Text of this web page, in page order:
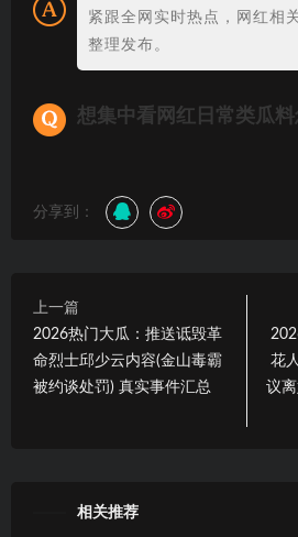
紧跟全网实时热点，网红相
整理发布。
想集中看网红日常类瓜料
分享到：
上一篇
2026热门大瓜：推送诋毁革
命烈士邱少云内容(金山毒霸
被约谈处罚) 真实事件汇总
花
议
相关推荐